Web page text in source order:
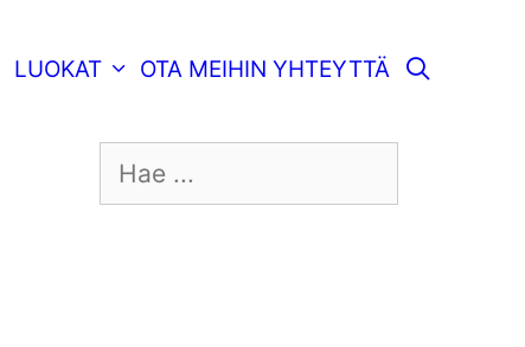
LUOKAT OTA MEIHIN YHTEYTTÄ
for: